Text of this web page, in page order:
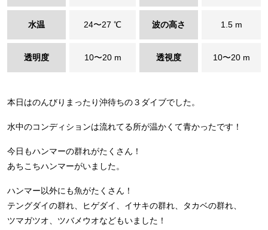
水温 24〜27 ℃ 波の高さ 1.5 m
透明度 10〜20 m 透視度 10〜20 m
本日はのんびりまったり沖待ちの３ダイブでした。
水中のコンディションは流れてる所が温かくて青かったです！
今日もハンマーの群れがたくさん！
あちこちハンマーがいました。
ハンマー以外にも魚がたくさん！
テングダイの群れ、ヒゲダイ、イサキの群れ、タカベの群れ、
ツマガツオ、ツバメウオなどもいました！